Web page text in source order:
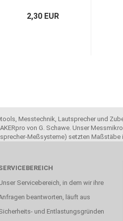
2,30 EUR
Messtechnik, Lautsprecher und
von G. Schawe. Unser
Meßsysteme) setzten
Servicebereich, in dem wir ihre
beantworten, läuft aus
und Entlastungsgründen